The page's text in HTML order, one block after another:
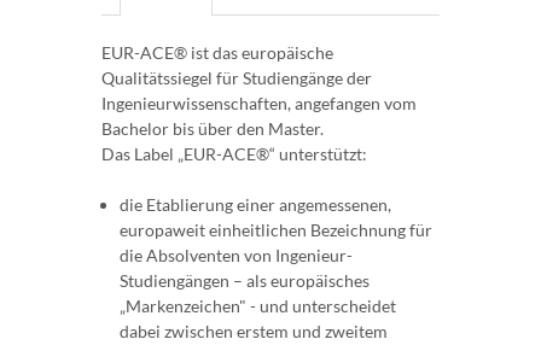
EUR-ACE® ist das europäische
Qualitätssiegel für Studiengänge der
Ingenieurwissenschaften, angefangen vom
Bachelor bis über den Master.
Das Label „EUR-ACE®“ unterstützt:
die Etablierung einer angemessenen,
europaweit einheitlichen Bezeichnung für
die Absolventen von Ingenieur-
Studiengängen – als europäisches
„Markenzeichen" - und unterscheidet
dabei zwischen erstem und zweitem